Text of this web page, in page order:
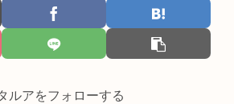
ルアをフォローする